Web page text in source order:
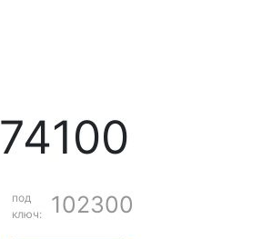
74100
под
ключ:
102300